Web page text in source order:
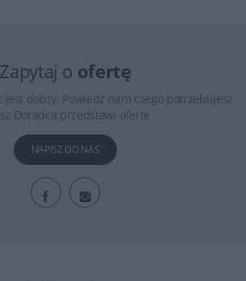
Zapytaj o ofertę
jest dobry. Powiedz nam czego potrzebujesz,
Doradca przedstawi ofertę.
NAPISZ DO NAS